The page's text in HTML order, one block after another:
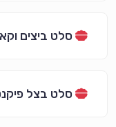
סלט ביצים
סלט בצל